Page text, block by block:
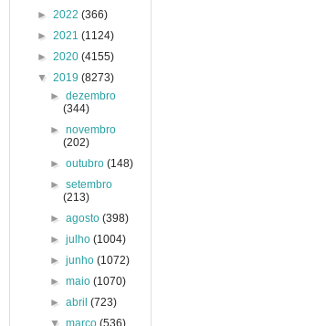
► 2022 (366)
► 2021 (1124)
► 2020 (4155)
▼ 2019 (8273)
►dezembro
(344)
►novembro
(202)
►outubro(148)
►setembro
(213)
►agosto(398)
►julho(1004)
►junho(1072)
►maio(1070)
►abril(723)
▼março(536)